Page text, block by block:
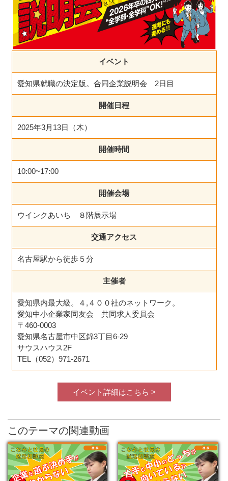
イベント
愛知県就職の決定版。合同企業説明会 2日目
開催日程
2025年3月13日（木）
開催時間
10:00~17:00
開催会場
ウインクあいち ８階展示場
交通アクセス
名古屋駅から徒歩５分
主催者
愛知県内最大級。４,４００社のネットワーク。
愛知中小企業家同友会 共同求人委員会
〒460-0003
愛知県名古屋市中区錦3丁目6-29
サウスハウス2F
TEL（052）971-2671
イベント詳細はこちら >
このテーマの関連動画